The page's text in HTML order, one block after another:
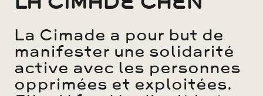
La Cimade a pour but de
manifester une solidarité
active avec les personnes
opprimées et exploitées.